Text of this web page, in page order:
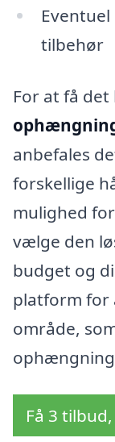
tilbehør
For at få
anbefales
forskellige
mulighed
vælge den
budget og
platform for
område,
Få 3